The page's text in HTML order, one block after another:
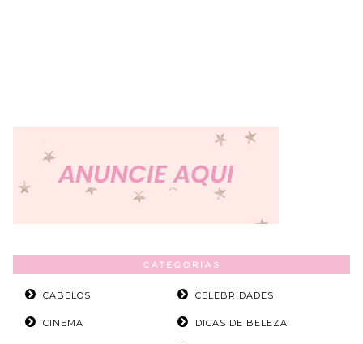
CATEGORIAS
CABELOS CELEBRIDADES
CINEMA DICAS DE BELEZA